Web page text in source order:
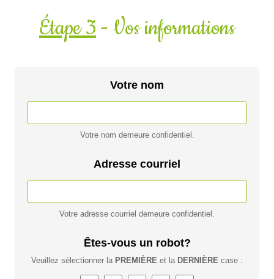
Étape 3- Vos informations
Votre nom
Votre nom demeure confidentiel.
Adresse courriel
Votre adresse courriel demeure confidentiel.
Êtes-vous un robot?
Veuillez sélectionner la PREMIÈRE et la DERNIÈRE case :